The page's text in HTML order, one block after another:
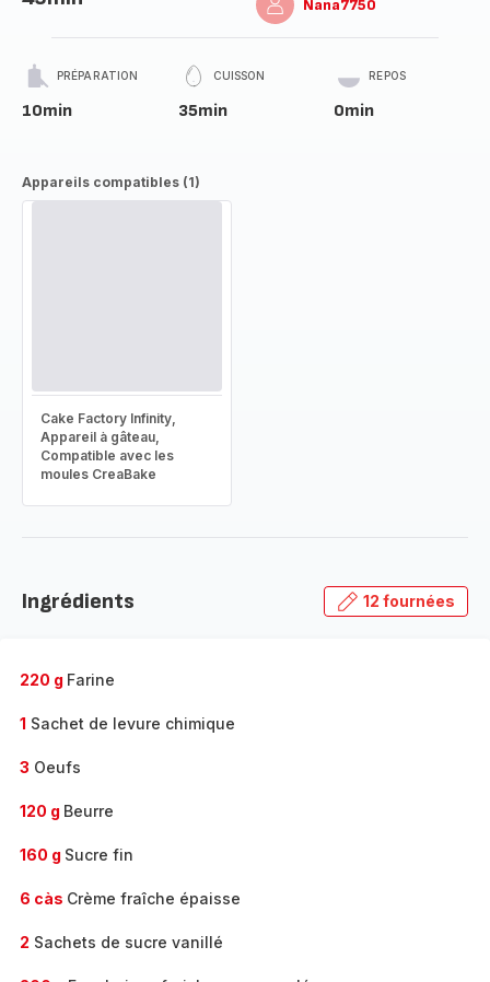
Nana7750
PRÉPARATION
10min
CUISSON
35min
REPOS
0min
Appareils compatibles (1)
Cake Factory Infinity,
Appareil à gâteau,
Compatible avec les
moules CreaBake
Ingrédients 12 fournées
220 g Farine
1 Sachet de levure chimique
3 Oeufs
120 g Beurre
160 g Sucre fin
6 càs Crème fraîche épaisse
2 Sachets de sucre vanillé